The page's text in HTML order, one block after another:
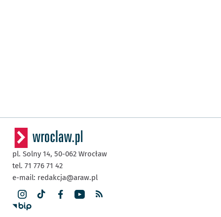
pl. Solny 14, 50-062 Wrocław
tel. 71 776 71 42
e-mail: redakcja@araw.pl